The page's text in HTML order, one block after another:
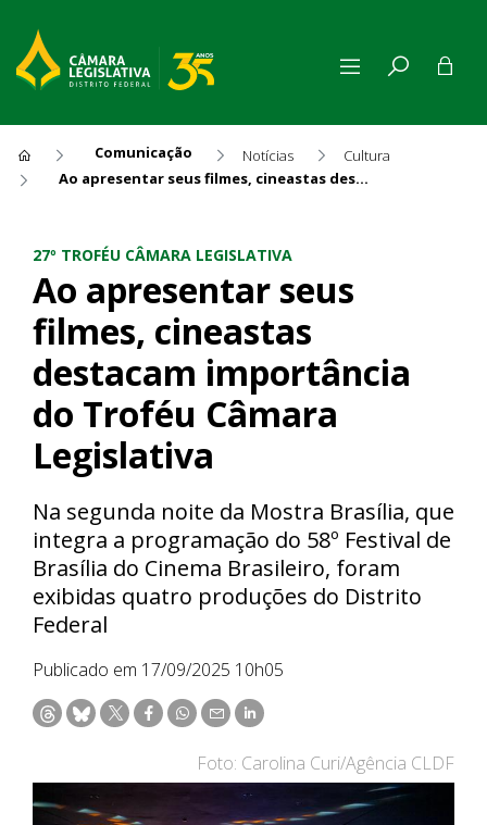
Comunicação Notícias
Cultura
Ao apresentar seus filmes, cineastas destacam importância do Troféu Câmara Legislativa
27º TROFÉU CÂMARA LEGISLATIVA
Ao apresentar seus
filmes, cineastas
destacam importância
do Troféu Câmara
Legislativa
Na segunda noite da Mostra Brasília, que
integra a programação do 58º Festival de
Brasília do Cinema Brasileiro, foram
exibidas quatro produções do Distrito
Federal
Publicado em 17/09/2025 10h05
Foto: Carolina Curi/Agência CLDF